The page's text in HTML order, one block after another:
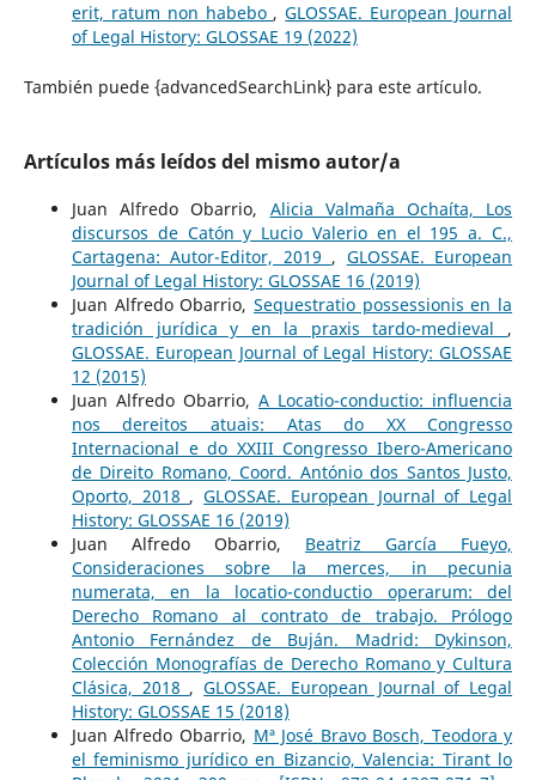
erit, ratum non habebo ,GLOSSAE. European Journal
of Legal History: GLOSSAE 19 (2022)
También puede {advancedSearchLink} para este artículo.
Artículos más leídos del mismo autor/a
Juan Alfredo Obarrio, Alicia Valmaña Ochaíta, Los
discursos de Catón y Lucio Valerio en el 195 a. C.,
Cartagena: Autor-Editor, 2019 , GLOSSAE. European
Journal of Legal History: GLOSSAE 16 (2019)
Juan Alfredo Obarrio, Sequestratio possessionis en la
tradición jurídica y en la praxis tardo-medieval ,
GLOSSAE. European Journal of Legal History: GLOSSAE
12 (2015)
Juan Alfredo Obarrio,A Locatio-conductio: influencia
nos dereitos atuais: Atas do XX Congresso
Internacional e do XXIII Congresso Ibero-Americano
de Direito Romano, Coord. António dos Santos Justo,
Oporto, 2018 ,GLOSSAE. European Journal of Legal
History: GLOSSAE 16 (2019)
Juan Alfredo Obarrio, Beatriz García Fueyo,
Consideraciones sobre la merces, in pecunia
numerata, en la locatio-conductio operarum: del
Derecho Romano al contrato de trabajo. Prólogo
Antonio Fernández de Buján. Madrid: Dykinson,
Colección Monografías de Derecho Romano y Cultura
Clásica, 2018 ,GLOSSAE. European Journal of Legal
History: GLOSSAE 15 (2018)
Juan Alfredo Obarrio, Mª José Bravo Bosch, Teodora y
el feminismo jurídico en Bizancio, Valencia: Tirant lo